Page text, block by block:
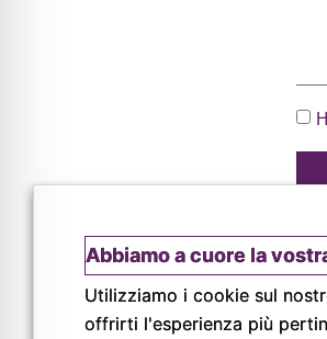
Abbiamo a cuore la
Utilizziamo i cookie sul
offrirti l'esperienza più